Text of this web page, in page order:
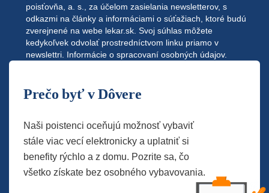
poisťovňa, a. s., za účelom zasielania newsletterov, s
odkazmi na články a informáciami o súťažiach, ktoré budú
zverejnené na webe lekar.sk . Svoj súhlas môžete
kedykoľvek odvolať prostredníctvom linku priamo v
newslettri. Informácie o spracovaní osobných údajov.
Prečo byť v Dôvere
Naši poistenci oceňujú možnosť vybaviť
stále viac vecí elektronicky a uplatniť si
benefity rýchlo a z domu. Pozrite sa, čo
všetko získate bez osobného vybavovania.